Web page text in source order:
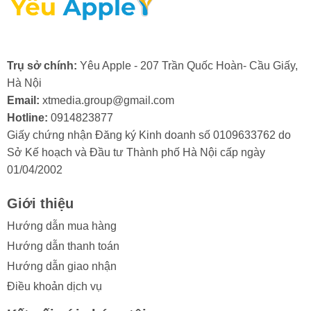
- Lỗi từ nhà sản xuất: Mặc dù hiếm gặp, nhưng đôi khi
hành hoặc thay camera trước iPhone mới.
2. Khi nào cần thay camera trước cho
iPhone
camera trước iPhone bị va đập mạnh, bạn cần thay
camera trước iPhone 14 Plus khi nhận thấy các dấu
hiệu sau:
- Ảnh hoặc video bị mờ, không thể lấy nét.
- Chất lượng ảnh chụp kém đi rõ rệt, xuất hiện các vết
Trụ sở chính: Yêu Apple - 207 Trần Quốc Hoàn- Cầu Giấy,
Hà Nội
Email: xtmedia.group@gmail.com
Hotline: 0914823877
Giấy chứng nhận Đăng ký Kinh doanh số 0109633762 do
Sở Kế hoạch và Đầu tư Thành phố Hà Nội cấp ngày
01/04/2002
Giới thiệu
Hướng dẫn mua hàng
Hướng dẫn thanh toán
Hướng dẫn giao nhận
Điều khoản dịch vụ